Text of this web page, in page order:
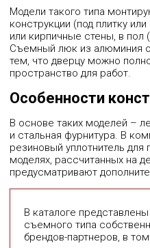
Модели такого типа
конструкции (под плитку
или кирпичные стены, в пол
Съемный люк из алюминия
тем, что дверцу можно
пространство для работ.
Особенности
В основе таких моделей –
и стальная фурнитура. В
резиновый уплотнитель
моделях, рассчитанных на
предусматривают
В каталоге
съемного типа
брендов-партнеров, в